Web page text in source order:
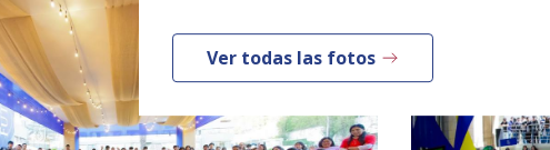
Ver todas las fotos